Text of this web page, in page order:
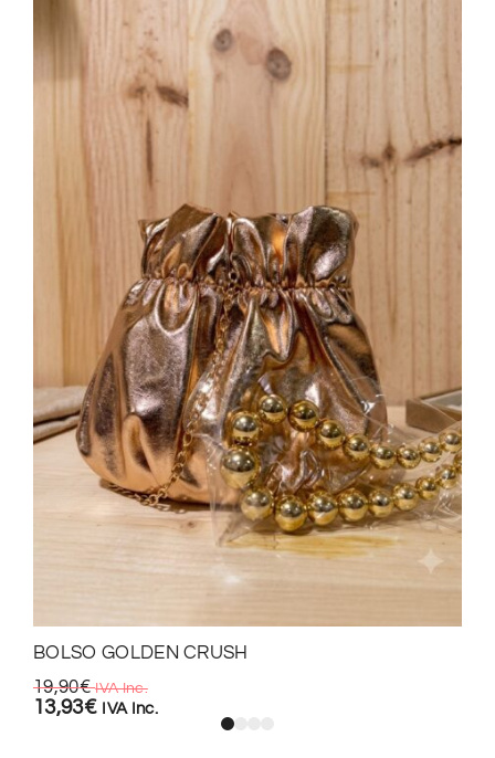
BOLSO GOLDEN CRUSH
19,90€ IVA Inc.
13,93€ IVA Inc.